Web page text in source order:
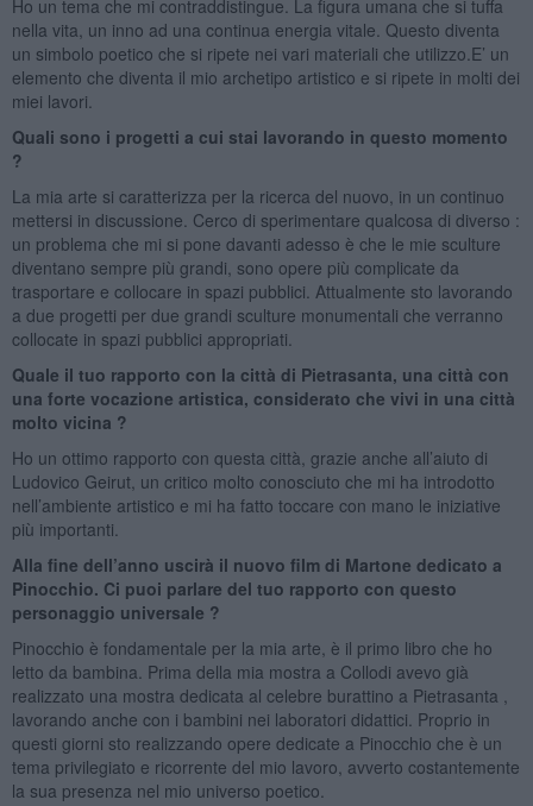
Ho un tema che mi contraddistingue. La figura umana che si tuffa
nella vita, un inno ad una continua energia vitale. Questo diventa
un simbolo poetico che si ripete nei vari materiali che utilizzo.E’ un
elemento che diventa il mio archetipo artistico e si ripete in molti dei
miei lavori.
Quali sono i progetti a cui stai lavorando in questo momento
?
La mia arte si caratterizza per la ricerca del nuovo, in un continuo
mettersi in discussione. Cerco di sperimentare qualcosa di diverso :
un problema che mi si pone davanti adesso è che le mie sculture
diventano sempre più grandi, sono opere più complicate da
trasportare e collocare in spazi pubblici. Attualmente sto lavorando
a due progetti per due grandi sculture monumentali che verranno
collocate in spazi pubblici appropriati.
Quale il tuo rapporto con la città di Pietrasanta, una città con
una forte vocazione artistica, considerato che vivi in una città
molto vicina ?
Ho un ottimo rapporto con questa città, grazie anche all’aiuto di
Ludovico Geirut, un critico molto conosciuto che mi ha introdotto
nell’ambiente artistico e mi ha fatto toccare con mano le iniziative
più importanti.
Alla fine dell’anno uscirà il nuovo film di Martone dedicato a
Pinocchio. Ci puoi parlare del tuo rapporto con questo
personaggio universale ?
Pinocchio è fondamentale per la mia arte, è il primo libro che ho
letto da bambina. Prima della mia mostra a Collodi avevo già
realizzato una mostra dedicata al celebre burattino a Pietrasanta ,
lavorando anche con i bambini nei laboratori didattici. Proprio in
questi giorni sto realizzando opere dedicate a Pinocchio che è un
tema privilegiato e ricorrente del mio lavoro, avverto costantemente
la sua presenza nel mio universo poetico.